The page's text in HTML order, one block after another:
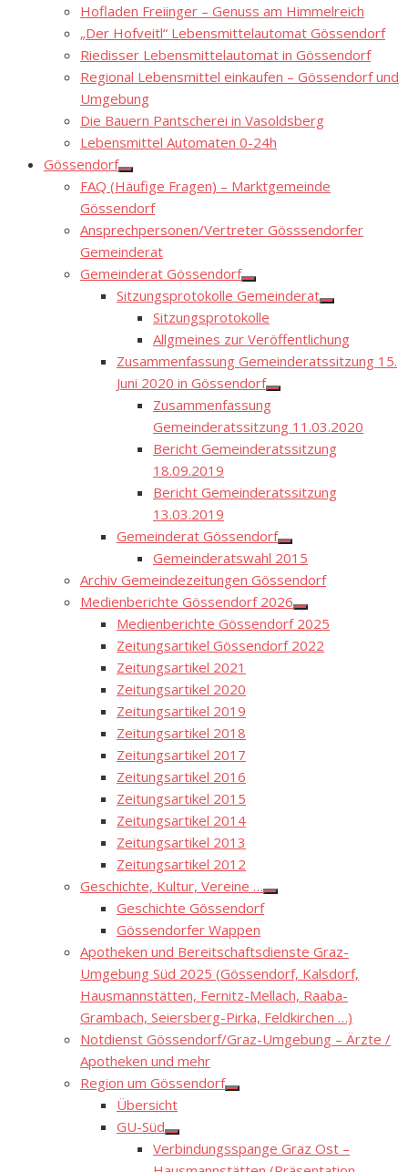
Hofladen Freiinger – Genuss am Himmelreich
„Der Hofveitl“ Lebensmittelautomat Gössendorf
Riedisser Lebensmittelautomat in Gössendorf
Regional Lebensmittel einkaufen – Gössendorf und
Umgebung
Die Bauern Pantscherei in Vasoldsberg
Lebensmittel Automaten 0-24h
Gössendorf
Show
sub
menu
FAQ (Häufige Fragen) – Marktgemeinde
Gössendorf
Ansprechpersonen/Vertreter Gösssendorfer
Gemeinderat
Gemeinderat Gössendorf
Show
sub
menu
Sitzungsprotokolle Gemeinderat
Show
menu
Sitzungsprotokolle
Allgmeines zur Veröffentlichung
Zusammenfassung Gemeinderatssitzung 15.
Juni 2020 in Gössendorf
Show
menu
Zusammenfassung
Gemeinderatssitzung 11.03.2020
Bericht Gemeinderatssitzung
18.09.2019
Bericht Gemeinderatssitzung
13.03.2019
Gemeinderat Gössendorf
Show
sub
menu
Gemeinderatswahl 2015
Archiv Gemeindezeitungen Gössendorf
Medienberichte Gössendorf 2026
Show
sub
menu
Medienberichte Gössendorf 2025
Zeitungsartikel Gössendorf 2022
Zeitungsartikel 2021
Zeitungsartikel 2020
Zeitungsartikel 2019
Zeitungsartikel 2018
Zeitungsartikel 2017
Zeitungsartikel 2016
Zeitungsartikel 2015
Zeitungsartikel 2014
Zeitungsartikel 2013
Zeitungsartikel 2012
Geschichte, Kultur, Vereine …
Show
Geschichte Gössendorf
Gössendorfer Wappen
Apotheken und Bereitschaftsdienste Graz-
Umgebung Süd 2025 (Gössendorf, Kalsdorf,
Hausmannstätten, Fernitz-Mellach, Raaba-
Grambach, Seiersberg-Pirka, Feldkirchen …)
Notdienst Gössendorf/Graz-Umgebung – Ärzte /
Apotheken und mehr
Region um Gössendorf
Show
Übersicht
GU-Süd
Show
sub
menu
Verbindungsspange Graz Ost –